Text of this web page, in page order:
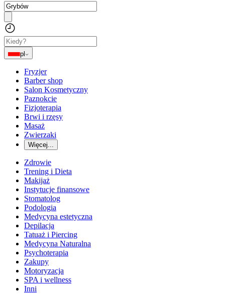
pl
Fryzjer
Barber shop
Salon Kosmetyczny
Paznokcie
Fizjoterapia
Brwi i rzęsy
Masaż
Zwierzaki
Więcej...
Zdrowie
Trening i Dieta
Makijaż
Instytucje finansowe
Stomatolog
Podologia
Medycyna estetyczna
Depilacja
Tatuaż i Piercing
Medycyna Naturalna
Psychoterapia
Zakupy
Motoryzacja
SPA i wellness
Inni